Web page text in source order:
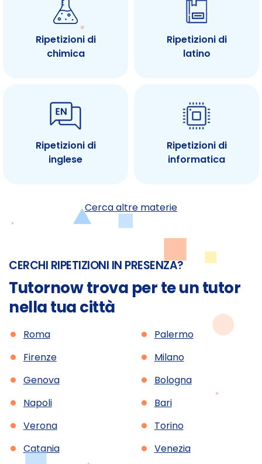
Ripetizioni di
chimica
Ripetizioni di
latino
Ripetizioni di
inglese
Ripetizioni di
informatica
Cerca altre materie
CERCHI RIPETIZIONI IN PRESENZA?
Tutornow trova per te un tutor
nella tua città
• Roma • Palermo
• Firenze • Milano
• Genova • Bologna
• Napoli • Bari
• Verona • Torino
• Catania • Venezia